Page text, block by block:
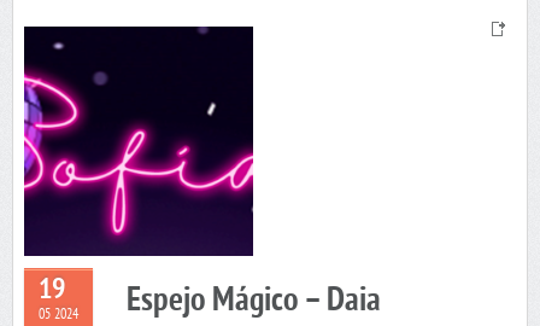
19
05 2024 Espejo Mágico – Daia